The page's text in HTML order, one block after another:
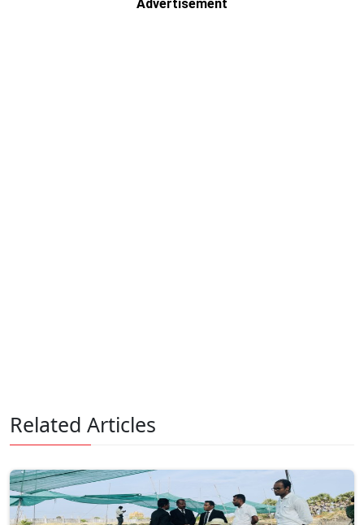
Advertisement
Related Articles